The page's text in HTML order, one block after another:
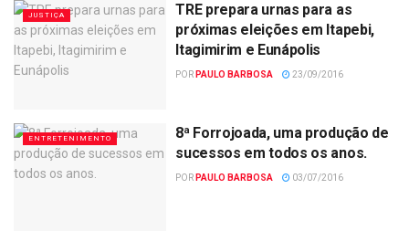
JUSTIÇA
TRE prepara urnas para as
próximas eleições em Itapebi,
Itagimirim e Eunápolis
POR PAULO BARBOSA 23/09/2016
ENTRETENIMENTO
8ª Forrojoada, uma produção de
sucessos em todos os anos.
POR PAULO BARBOSA 03/07/2016